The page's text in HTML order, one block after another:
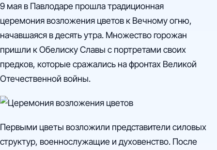
9 мая в Павлодаре прошла традиционная
церемония возложения цветов к Вечному огню,
начавшаяся в десять утра. Множество горожан
пришли к Обелиску Славы с портретами своих
предков, которые сражались на фронтах Великой
Отечественной войны.
Первыми цветы возложили представители силовых
структур, военнослужащие и духовенство. После